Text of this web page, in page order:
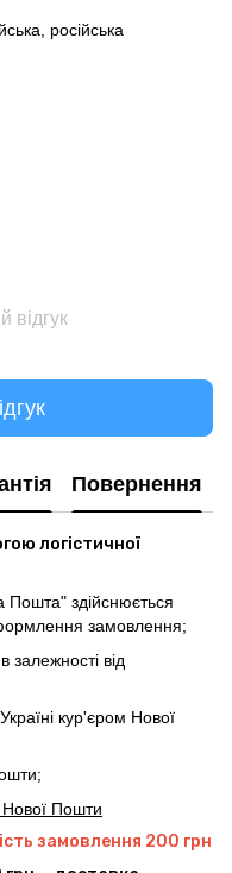
російська
відгук
Повернення
логістичної
Пошта" здійснюється
замовлення;
залежності від
кур'єром Нової
Нової Пошти
замовлення 200 грн